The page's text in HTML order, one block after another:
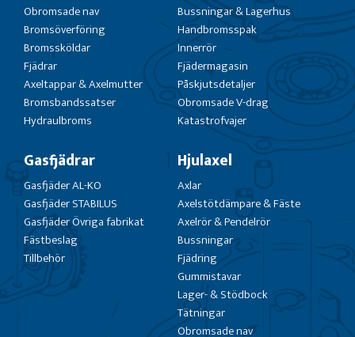
Obromsade nav
Bromsöverföring
Bromssköldar
Fjädrar
Axeltappar & Axelmutter
Bromsbandssatser
Hydraulbroms
Bussningar & Lagerhus
Handbromsspak
Innerrör
Fjädermagasin
Påskjutsdetaljer
Obromsade V-drag
Katastrofvajer
Gasfjädrar
Gasfjäder AL-KO
Gasfjäder STABILUS
Gasfjäder Övriga fabrikat
Fästbeslag
Tillbehör
Hjulaxel
Axlar
Axelstötdämpare & Fäste
Axelrör & Pendelrör
Bussningar
Fjädring
Gummistavar
Lager- & Stödbock
Tätningar
Obromsade nav